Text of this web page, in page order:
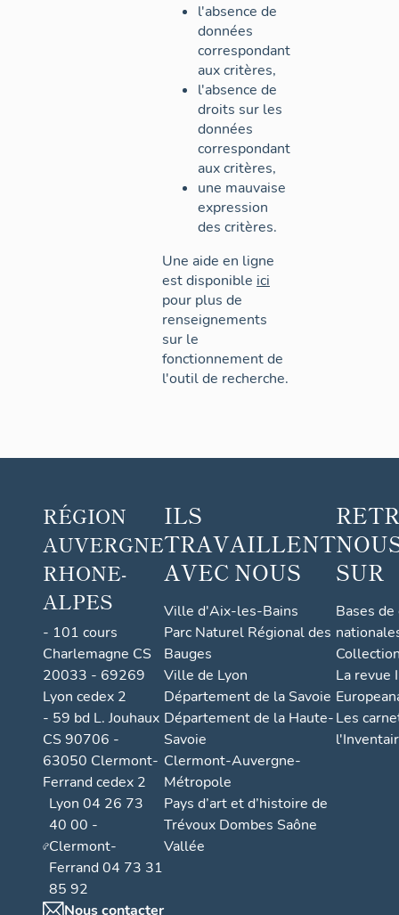
l'absence de
données
correspondant
aux critères,
l'absence de
droits sur les
données
correspondant
aux critères,
une mauvaise
expression
des critères.
Une aide en ligne
est disponible ici
pour plus de
renseignements
sur le
fonctionnement de
l'outil de recherche.
RÉGION
AUVERGNE
RHONE-
ALPES
- 101 cours
Charlemagne CS
20033 - 69269
Lyon cedex 2
- 59 bd L. Jouhaux
CS 90706 -
63050 Clermont-
Ferrand cedex 2
Lyon 04 26 73
40 00 -
Clermont-
Ferrand 04 73 31
85 92
Nous contacter
ILS
TRAVAILLENT
AVEC NOUS
Ville d'Aix-les-Bains
Parc Naturel Régional des
Bauges
Ville de Lyon
Département de la Savoie
Département de la Haute-
Savoie
Clermont-Auvergne-
Métropole
Pays d’art et d’histoire de
Trévoux Dombes Saône
Vallée
SUR
Bases
La revue
Les